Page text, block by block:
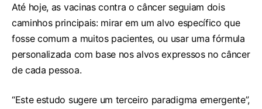
Até hoje, as vacinas contra o câncer seguiam dois
caminhos principais: mirar em um alvo específico que
fosse comum a muitos pacientes, ou usar uma fórmula
personalizada com base nos alvos expressos no câncer
de cada pessoa.
“Este estudo sugere um terceiro paradigma emergente”,